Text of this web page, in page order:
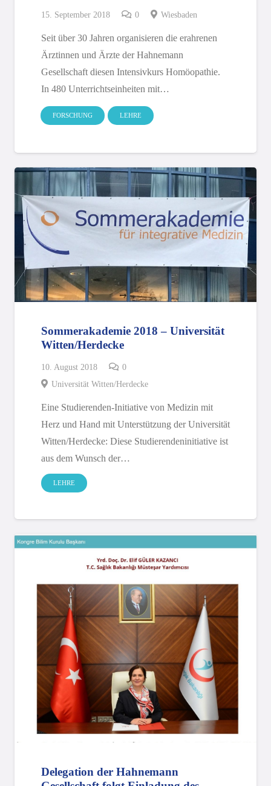
15. September 2018 0 Wiesbaden
Seit über 30 Jahren organisieren die erahrenen
Ärztinnen und Ärzte der Hahnemann
Gesellschaft diesen Intensivkurs Homöopathie.
In 480 Unterrichtseinheiten mit…
FORSCHUNG LEHRE
Sommerakademie 2018 – Universität
Witten/Herdecke
10. August 2018
0
Universität Witten/Herdecke
Eine Studierenden-Initiative von Medizin mit
Herz und Hand mit Unterstützung der Universität
Witten/Herdecke: Diese Studierendeninitiative ist
aus dem Wunsch der…
LEHRE
Delegation der Hahnemann